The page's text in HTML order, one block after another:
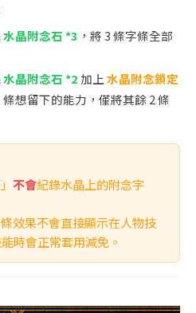
水晶附念石 *3 ，將 3 條字條全部
水晶附念石 *2 加上水晶附念鎖定
條想留下的能力，僅將其餘 2 條
不會紀錄水晶上的附念字
效果不會直接顯示在人物技
時會正常套用減免。